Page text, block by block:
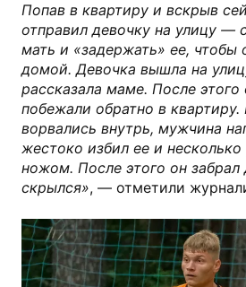
Попав в квартиру и вскрыв
отправил девочку на улицу —
мать и «задержать» ее, чтобы
домой. Девочка вышла на
рассказала маме. После этого
побежали обратно в квартиру.
ворвались внутрь, мужчина
жестоко избил ее и несколько
ножом. После этого он забрал
скрылся», — отметили